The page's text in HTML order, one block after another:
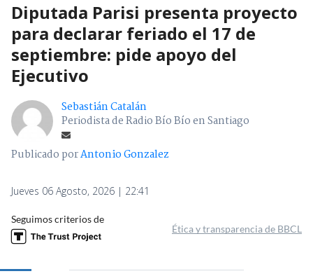
Diputada Parisi presenta proyecto
para declarar feriado el 17 de
septiembre: pide apoyo del
Ejecutivo
Sebastián Catalán
Periodista de Radio Bío Bío en Santiago
Publicado porAntonio Gonzalez
Jueves 06 Agosto, 2026 | 22:41
Seguimos criterios de
Ética y transparencia de BBCL